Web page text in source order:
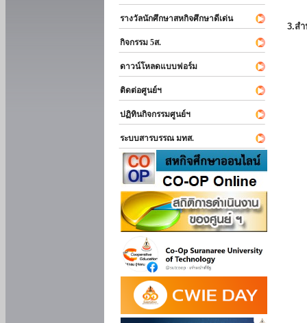
รางวัลนักศึกษาสหกิจศึกษาดีเด่น
กิจกรรม 5ส.
ดาวน์โหลดแบบฟอร์ม
ติดต่อศูนย์ฯ
ปฏิทินกิจกรรมศูนย์ฯ
ระบบสารบรรณ มทส.
3.ส